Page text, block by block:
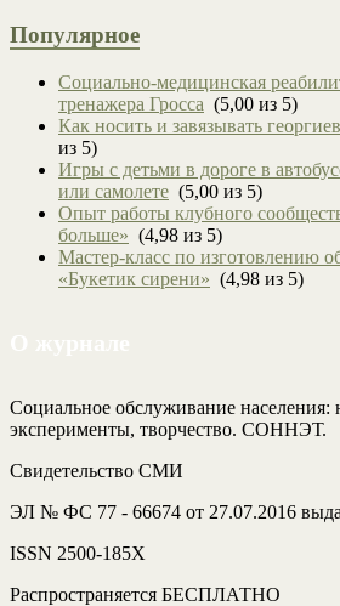
Популярное
Социально-медицинская
тренажера Гросса (5,00 из 5)
Как носить и завязывать
из 5)
Игры с детьми в дороге в
или самолете (5,00 из 5)
Опыт работы клубного
больше» (4,98 из 5)
Мастер-класс по изготовлению
«Букетик сирени» (4,98 из 5)
Социальное обслуживание населения:
эксперименты, творчество. СОННЭТ.
Свидетельство СМИ
ЭЛ № ФС 77 - 66674 от 27.07.2016
ISSN 2500-185Х
Распространяется БЕСПЛАТНО